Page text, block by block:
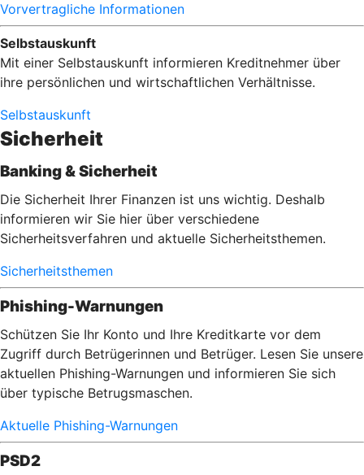
Vorvertragliche Informationen
Selbstauskunft
Mit einer Selbstauskunft informieren Kreditnehmer über
ihre persönlichen und wirtschaftlichen Verhältnisse.
Selbstauskunft
Sicherheit
Banking & Sicherheit
Die Sicherheit Ihrer Finanzen ist uns wichtig. Deshalb
informieren wir Sie hier über verschiedene
Sicherheitsverfahren und aktuelle Sicherheitsthemen.
Sicherheitsthemen
Phishing-Warnungen
Schützen Sie Ihr Konto und Ihre Kreditkarte vor dem
Zugriff durch Betrügerinnen und Betrüger. Lesen Sie unsere
aktuellen Phishing-Warnungen und informieren Sie sich
über typische Betrugsmaschen.
Aktuelle Phishing-Warnungen
PSD2